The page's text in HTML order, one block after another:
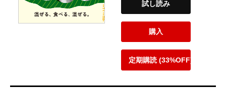
試し読み
購入
定期購読 (33%OFF)